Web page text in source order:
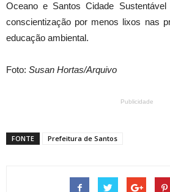
Oceano e Santos Cidade
conscientização por menos lixos nas
educação ambiental.
Foto: Susan Hortas/Arquivo
Publicidade
FONTE Prefeitura de Santos